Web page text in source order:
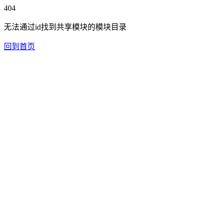
404
无法通过id找到共享模块的模块目录
回到首页